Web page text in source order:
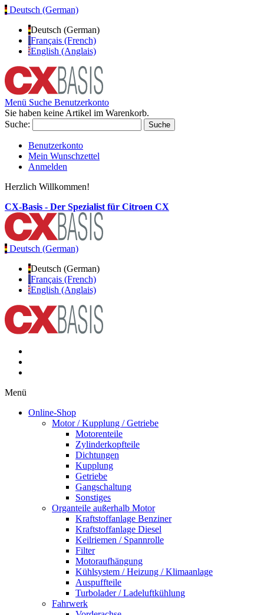
Deutsch (German)
Deutsch (German)
Français (French)
English (Anglais)
Menü Suche Benutzerkonto
Sie haben keine Artikel im Warenkorb.
Suche:
Suche
Benutzerkonto
Mein Wunschzettel
Anmelden
Herzlich Willkommen!
CX-Basis - Der Spezialist für Citroen CX
Deutsch (German)
Deutsch (German)
Français (French)
English (Anglais)
Menü
Online-Shop
Motor / Kupplung / Getriebe
Motorenteile
Zylinderkopfteile
Dichtungen
Kupplung
Getriebe
Gangschaltung
Sonstiges
Organteile außerhalb Motor
Kraftstoffanlage Benziner
Kraftstoffanlage Diesel
Keilriemen / Spannrolle
Filter
Motoraufhängung
Kühlsystem / Heizung / Klimaanlage
Auspuffteile
Turbolader / Ladeluftkühlung
Fahrwerk